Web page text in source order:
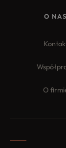
O NAS
O